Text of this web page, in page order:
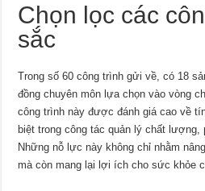
Chọn lọc các
sắc
Trong số 60 công trình gửi về, có 18
đồng chuyên môn lựa chọn vào vòng
công trình này được đánh giá cao về
biệt trong công tác quản lý chất lượng,
Những nỗ lực này không chỉ nhằm
mà còn mang lại lợi ích cho sức khỏe